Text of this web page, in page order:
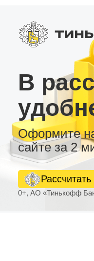
магнитолу LC2/32,
устройство на
даже
идеальное
и надежности для
В
Оформите
сайте за 2
0+, АО «Тинькофф